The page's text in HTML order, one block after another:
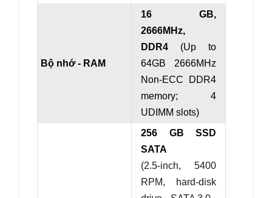
Bộ nhớ - RAM
16 GB,
2666MHz,
DDR4
(Up to
64GB 2666MHz
Non-ECC DDR4
memory; 4
UDIMM slots)
256 GB SSD
SATA
(2.5-inch, 5400
RPM, hard-disk